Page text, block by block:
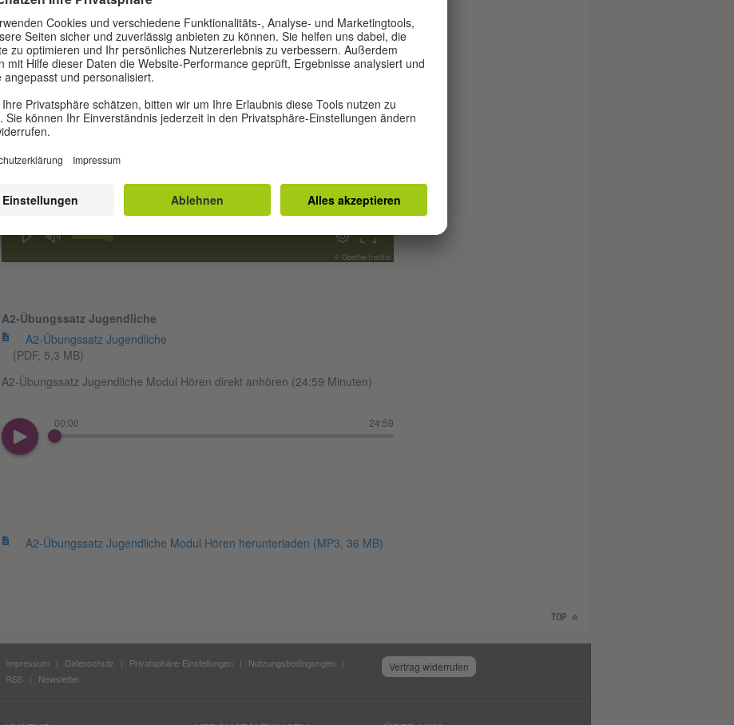
A2-Modellsatz Jugendliche Modul Sprechen direkt ansehen (12:36 Minuten)
00:01 00:00
© Goethe-Institut
A2-Übungssatz Jugendliche
A2-Übungssatz Jugendliche
(PDF, 5,3 MB)
A2-Übungssatz Jugendliche Modul Hören direkt anhören (24:59 Minuten)
00:00 24:59
A2-Übungssatz Jugendliche Modul Hören herunterladen (MP3, 36 MB)
TOP
Impressum Datenschutz Privatsphäre-Einstellungen
Nutzungsbedingungen
RSS
Newsletter
Vertrag widerrufen